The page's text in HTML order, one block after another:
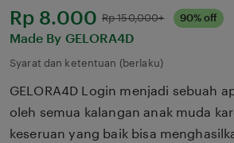
Harga:
Rp 8.000 Normal:
Rp 150,000+ 90% off
Made By GELORA4D
Syarat dan ketentuan (berlaku)
GELORA4D Login menjadi sebuah
oleh semua kalangan anak muda
keseruan yang baik bisa